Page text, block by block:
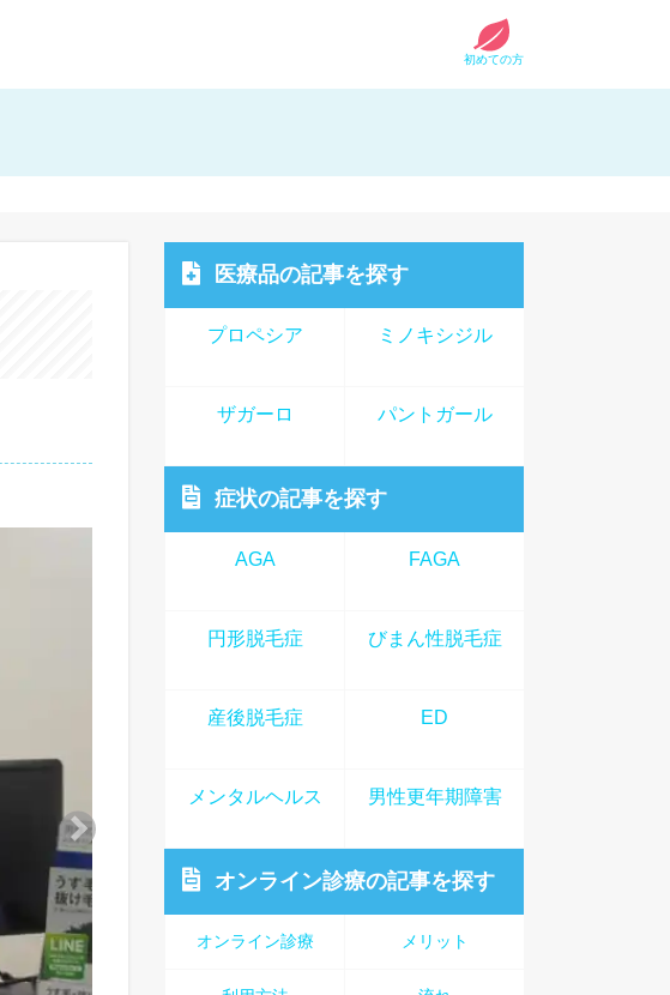
初めての方
医療品の記事を探す
プロペシア ミノキシジル
ザガーロ パントガール
症状の記事を探す
AGA FAGA
円形脱毛症 びまん性脱毛症
産後脱毛症 ED
メンタルヘルス 男性更年期障害
オンライン診療の記事を探す
オンライン診療 メリット